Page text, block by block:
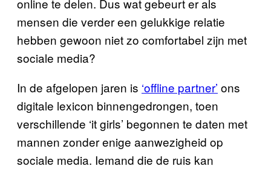
online te delen. Dus wat gebeurt er als
mensen die verder een gelukkige relatie
hebben gewoon niet zo comfortabel zijn met
sociale media?
In de afgelopen jaren is ‘offline partner’ ons
digitale lexicon binnengedrongen, toen
verschillende ‘it girls’ begonnen te daten met
mannen zonder enige aanwezigheid op
sociale media. Iemand die de ruis kan